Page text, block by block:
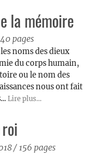
la mémoire
pages
noms des dieux
du corps humain,
ou le nom des
nous ont fait
Lire plus...
/ 156 pages